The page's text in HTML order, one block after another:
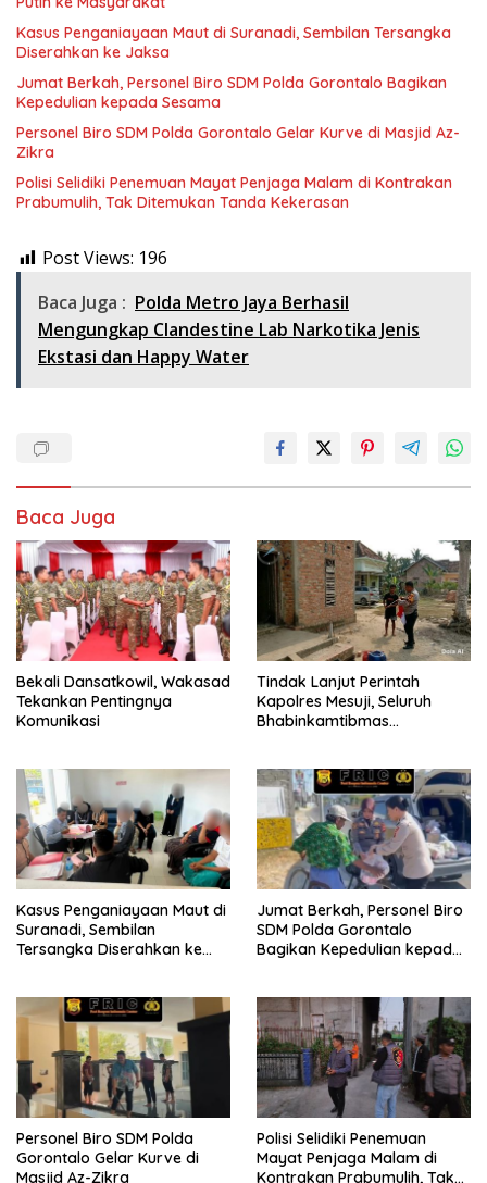
Kasus Penganiayaan Maut di Suranadi, Sembilan Tersangka
Diserahkan ke Jaksa
Jumat Berkah, Personel Biro SDM Polda Gorontalo Bagikan
Kepedulian kepada Sesama
Personel Biro SDM Polda Gorontalo Gelar Kurve di Masjid Az-
Zikra
Polisi Selidiki Penemuan Mayat Penjaga Malam di Kontrakan
Prabumulih, Tak Ditemukan Tanda Kekerasan
Post Views: 196
Baca Juga : Polda Metro Jaya Berhasil
Mengungkap Clandestine Lab Narkotika Jenis
Ekstasi dan Happy Water
Baca Juga
Bekali Dansatkowil, Wakasad
Tekankan Pentingnya
Komunikasi
Tindak Lanjut Perintah
Kapolres Mesuji, Seluruh
Bhabinkamtibmas
Masyarakat
Kasus Penganiayaan Maut di
Suranadi, Sembilan
Tersangka Diserahkan ke
Jumat Berkah, Personel Biro
SDM Polda Gorontalo
Bagikan Kepedulian kepada
Personel Biro SDM Polda
Gorontalo Gelar Kurve di
Masjid Az-Zikra
Polisi Selidiki Penemuan
Mayat Penjaga Malam di
Kontrakan Prabumulih, Tak